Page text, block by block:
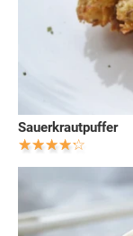
Sauerkrautpuffer